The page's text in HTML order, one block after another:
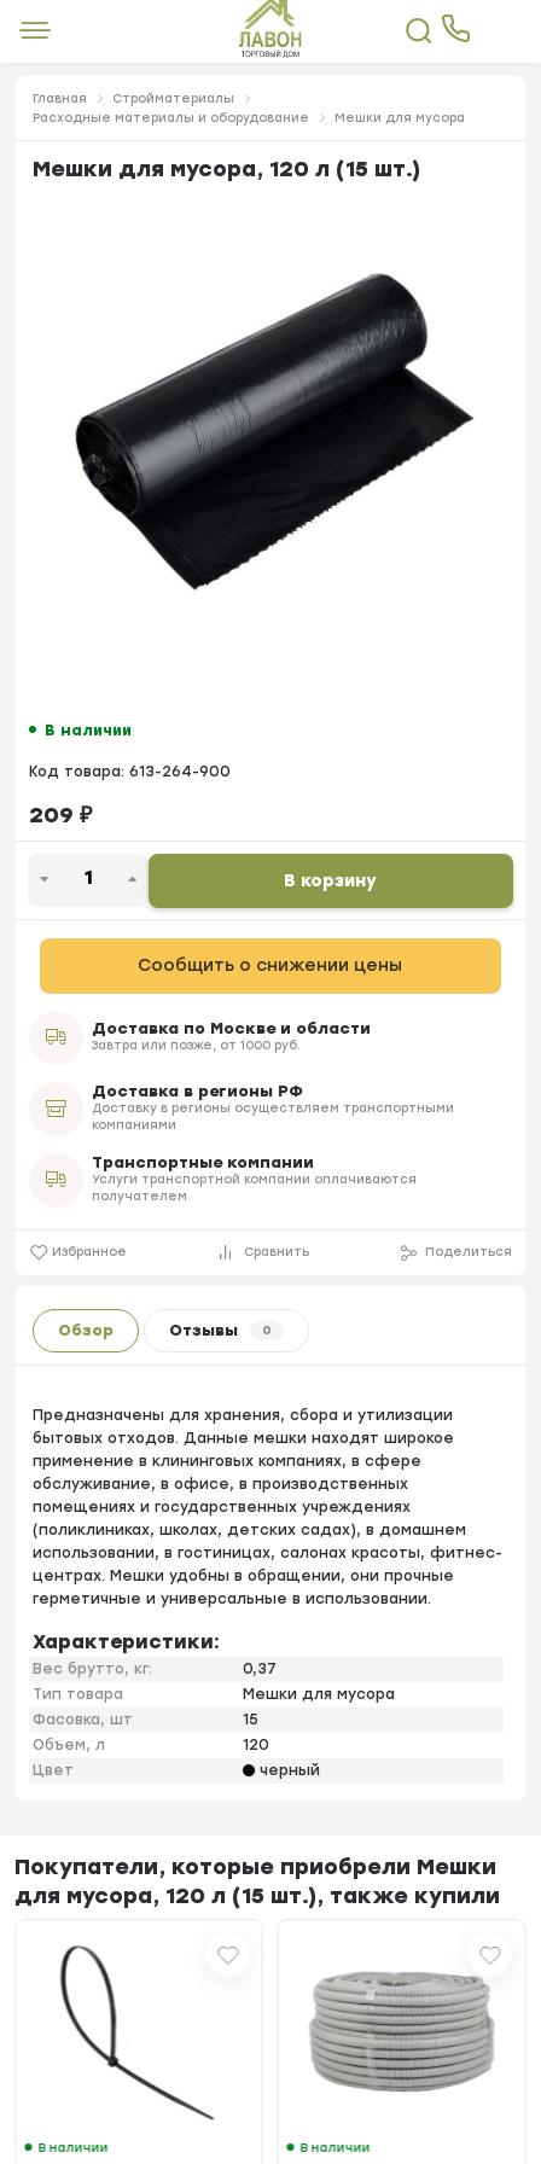
Главная
Стройматериалы
Расходные материалы и оборудование
Мешки для мусора
Мешки для мусора, 120 л (15 шт.)
В наличии
Код товара: 613-264-900
209 ₽
В корзину
Сообщить о снижении цены
Доставка по Москве и области
Завтра или позже, от 1000 руб.
Доставка в регионы РФ
Доставку в регионы осуществляем транспортными
компаниями
Транспортные компании
Услуги транспортной компании оплачиваются
получателем
Избранное Сравнить Поделиться
Обзор Отзывы 0
Предназначены для хранения, сбора и утилизации
бытовых отходов. Данные мешки находят широкое
применение в клининговых компаниях, в сфере
обслуживание, в офисе, в производственных
помещениях и государственных учреждениях
(поликлиниках, школах, детских садах), в домашнем
использовании, в гостиницах, салонах красоты, фитнес-
центрах. Мешки удобны в обращении, они прочные
герметичные и универсальные в использовании.
Характеристики:
Вес брутто, кг:
0,37
Тип товара
Мешки для мусора
Фасовка, шт
15
Объем, л
120
Цвет
черный
Покупатели, которые приобрели Мешки
для мусора, 120 л (15 шт.), также купили
В наличии В наличии